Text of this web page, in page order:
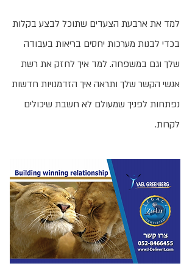
למד את ארבעת הצעדים שתוכל לבצע בקלות
בכדי לבנות מערכות יחסים בריאות בעבודה
שלך וגם במשפחה. למד איך לחזק את רשת
אנשי הקשר שלך ותראה איך הזדמנויות חדשות
נפתחות לפניך שמעולם לא חשבת שיכולים
לקרות.